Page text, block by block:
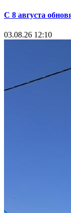
С 8 августа
03.08.26 12:10